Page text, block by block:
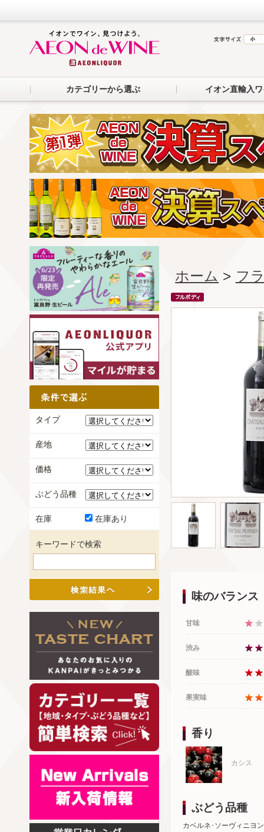
カテゴリーから選ぶ イオン直輸入
ホーム > フ
味のバランス
甘味
渋み
酸味
果実味
香り
カシス
ぶどう品種
カベルネ･ソーヴィニヨ
タイプ
産地
価格
ぶどう品種
在庫 在庫あり
キーワードで検索